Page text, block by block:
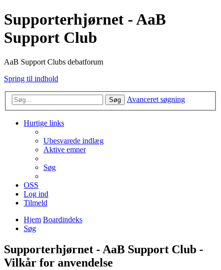
Supporterhjørnet - AaB
Support Club
AaB Support Clubs debatforum
Spring til indhold
Søg Avanceret søgning
Hurtige links
Ubesvarede indlæg
Aktive emner
Søg
OSS
Log ind
Tilmeld
Hjem Boardindeks
Søg
Supporterhjørnet - AaB Support Club -
Vilkår for anvendelse